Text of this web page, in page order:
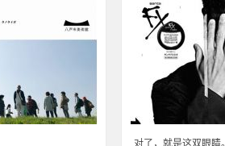
对了，就是这双眼睛